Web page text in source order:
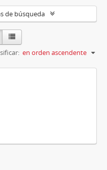
de búsqueda
en orden ascendente